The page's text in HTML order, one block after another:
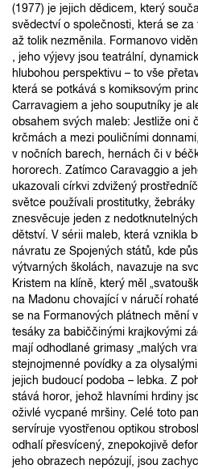
(1977) je jejich dědicem, který
svědectví o společnosti, která se
až tolik nezměnila. Formanovo
, jeho výjevy jsou teatrální,
hlubohou perspektivu – to vše
která se potkává s komiksovým
Carravagiem a jeho souputníky je
obsahem svých maleb: Jestliže oni
krčmách a mezi pouličními
v nočních barech, hernách či v
hororech. Zatímco Caravaggio a
ukazovali církvi zdvižený
světce používali prostitutky,
znesvěcuje jeden z
dětství. V sérii maleb, která vznikla
návratu ze Spojených států, kde
výtvarných školách, navazuje na
Kristem na klíně, který měl
na Madonu chovající v náručí
se na Formanových plátnech mění
tesáky za babiččinými krajkovými
mají odhodlané grimasy „malých
stejnojmenné povídky a za
jejich budoucí podoba – lebka. Z
stává horor, jehož hlavními hrdiny
oživlé vycpané mršiny. Celé toto
servíruje vyostřenou optikou
odhalí přesvícený, znepokojivě
jeho obrazech nepózují, jsou